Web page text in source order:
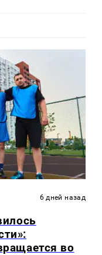
6 дней назад
во